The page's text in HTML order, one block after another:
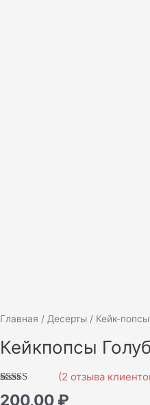
Главная / Десерты / Кейк-попсы
Кейкпопсы
Рейтинг
5.00из 5 на
2
(2 отзыва
200,00 ₽
Количество
Кейкпопсы